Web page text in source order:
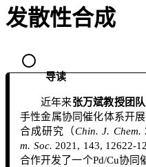
发散性合成
导读
近年来张万斌教授团队
手性金属协同催化体系开
合成研究（Chin. J. Chem.
m. Soc. 2021, 143, 12622-
合作开发了一个Pd/Cu协同